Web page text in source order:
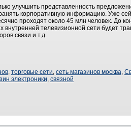
улучшить представленность
корпоративную информацию. Уже
проходят около 45 млн человек. До
телевизионной сети будет
связи и т.д.
, торговые сети, сеть магазинов москва,
электроники, связной